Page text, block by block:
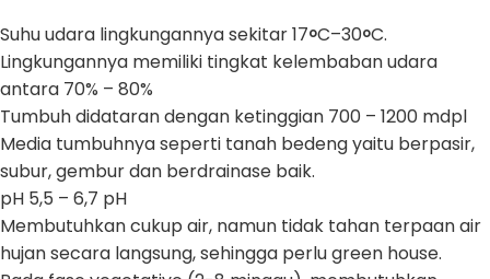
Suhu udara lingkungannya sekitar 17oC–30oC.
Lingkungannya memiliki tingkat kelembaban udara
antara 70% – 80%
Tumbuh didataran dengan ketinggian 700 – 1200 mdpl
Media tumbuhnya seperti tanah bedeng yaitu berpasir,
subur, gembur dan berdrainase baik.
pH 5,5 – 6,7 pH
Membutuhkan cukup air, namun tidak tahan terpaan air
hujan secara langsung, sehingga perlu green house.